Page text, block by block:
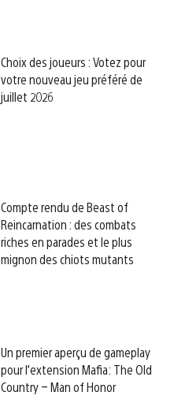
Choix des joueurs : Votez pour
votre nouveau jeu préféré de
juillet 2026
Compte rendu de Beast of
Reincarnation : des combats
riches en parades et le plus
mignon des chiots mutants
Un premier aperçu de gameplay
pour l’extension Mafia: The Old
Country – Man of Honor